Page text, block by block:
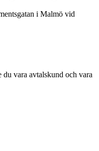
i Malmö vid
du vara avtalskund och vara